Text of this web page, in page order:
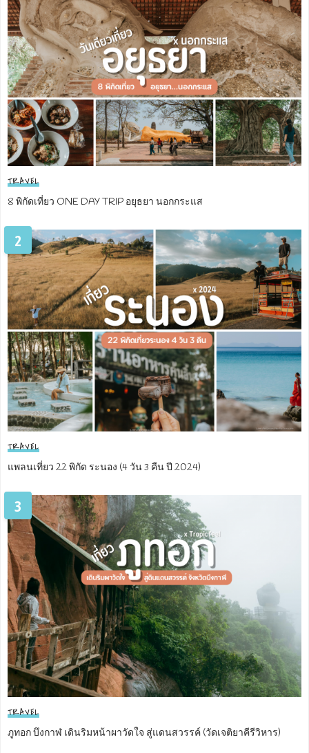
TRAVEL
8 พิกัดเที่ยว ONE DAY TRIP อยุธยา นอกกระแส
2
TRAVEL
แพลนเที่ยว 22 พิกัด ระนอง (4 วัน 3 คืน ปี 2024)
3
TRAVEL
ภูทอก บึงกาฬ เดินริมหน้าผาวัดใจ สู่แดนสวรรค์ (วัดเจติยาคีรีวิหาร)